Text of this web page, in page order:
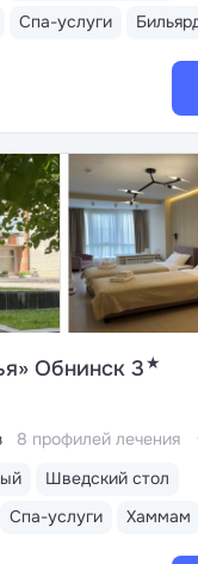
Спа-услуги
Обнинск 3★
Шведский стол
Спа-услуги Хаммам
8 профилей лечения